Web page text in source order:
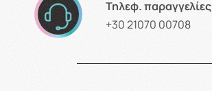
Τηλεφ. παραγγελίες
+30 21070 00708